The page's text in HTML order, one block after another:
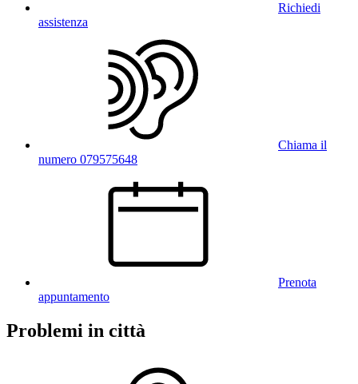
Richiedi
assistenza
Chiama il
numero 079575648
Prenota
appuntamento
Problemi in città